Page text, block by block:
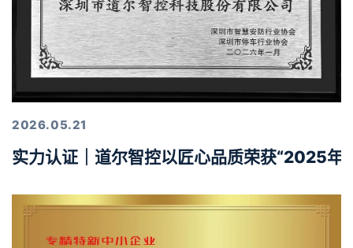
2026.05.21
实力认证｜道尔智控以匠心品质荣获“2025年